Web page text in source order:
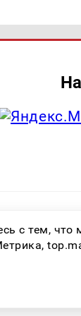
орган:
СМИ ЭЛ № ФС
с тем,